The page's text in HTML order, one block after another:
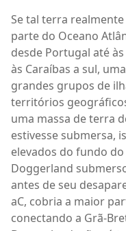
Se tal terra
parte do Oceano
desde Portugal até
às Caraíbas a sul,
grandes grupos de
territórios
uma massa de terra
estivesse submersa,
elevados do fundo
Doggerland
antes de seu
aC, cobria a maior
conectando a Grã-